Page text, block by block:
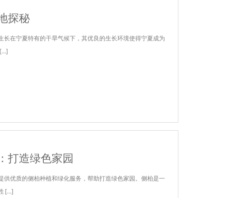
探秘
长在宁夏特有的干旱气候下，其优良的生长环境使得宁夏成为
打造绿色家园
供优质的侧柏种植和绿化服务，帮助打造绿色家园。侧柏是一
[…]